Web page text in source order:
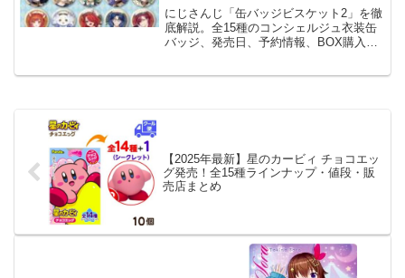
BOX購入のメリット
にじさんじ「缶バッジビスケット2」を徹
底解説。全15種のコンシェルジュ衣装缶
バッジ、発売日、予約情報、BOX購入の
【2025年最新】星のカービィ チョコエッ
グ発売！全15種ラインナップ・値段・販
売店まとめ